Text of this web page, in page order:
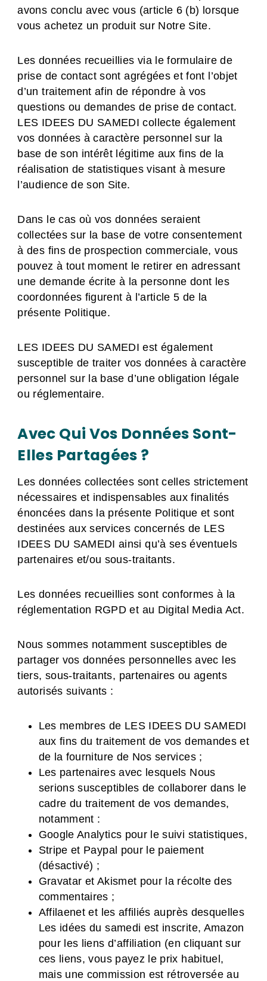
avons conclu avec vous (article 6 (b) lorsque
vous achetez un produit sur Notre Site.
Les données recueillies via le formulaire de
prise de contact sont agrégées et font l’objet
d’un traitement afin de répondre à vos
questions ou demandes de prise de contact.
LES IDEES DU SAMEDI collecte également
vos données à caractère personnel sur la
base de son intérêt légitime aux fins de la
réalisation de statistiques visant à mesure
l’audience de son Site.
Dans le cas où vos données seraient
collectées sur la base de votre consentement
à des fins de prospection commerciale, vous
pouvez à tout moment le retirer en adressant
une demande écrite à la personne dont les
coordonnées figurent à l’article 5 de la
présente Politique.
LES IDEES DU SAMEDI est également
susceptible de traiter vos données à caractère
personnel sur la base d’une obligation légale
ou réglementaire.
Avec Qui Vos Données Sont-
Elles Partagées ?
Les données collectées sont celles strictement
nécessaires et indispensables aux finalités
énoncées dans la présente Politique et sont
destinées aux services concernés de LES
IDEES DU SAMEDI ainsi qu’à ses éventuels
partenaires et/ou sous-traitants.
Les données recueillies sont conformes à la
réglementation RGPD et au Digital Media Act.
Nous sommes notamment susceptibles de
partager vos données personnelles avec les
tiers, sous-traitants, partenaires ou agents
autorisés suivants :
Les membres de LES IDEES DU SAMEDI
aux fins du traitement de vos demandes et
de la fourniture de Nos services ;
Les partenaires avec lesquels Nous
serions susceptibles de collaborer dans le
cadre du traitement de vos demandes,
notamment :
Google Analytics pour le suivi statistiques,
Stripe et Paypal pour le paiement
(désactivé) ;
Gravatar et Akismet pour la récolte des
commentaires ;
Affilaenet et les affiliés auprès desquelles
Les idées du samedi est inscrite, Amazon
pour les liens d’affiliation (en cliquant sur
ces liens, vous payez le prix habituel,
mais une commission est rétroversée au